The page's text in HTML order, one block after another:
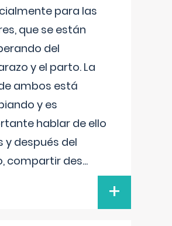
para las
que se están
del
y el parto. La
ambos está
y es
hablar de ello
y después del
compartir des...
+